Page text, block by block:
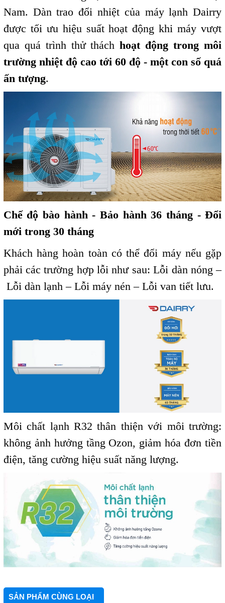
Nam. Dàn trao đổi nhiệt của máy lạnh Dairry
được tối ưu hiệu suất hoạt động khi máy vượt
qua quá trình thử tháchhoạt động trong môi
trường nhiệt độ cao tới 60 độ - một con số quá
ấn tượng.
Chế độ bào hành - Bảo hành 36 tháng - Đổi
mới trong 30 tháng
Khách hàng hoàn toàn có thể đổi máy nếu gặp
phải các trường hợp lỗi như sau: Lỗi dàn nóng–
Lỗi dàn lạnh–Lỗi máy nén–Lỗi van tiết lưu.
Môi chất lạnh R32 thân thiện với môi trường:
không ảnh hưởng tầng Ozon, giảm hóa đơn tiền
điện, tăng cường hiệu suất năng lượng.
SẢN PHẨM CÙNG LOẠI